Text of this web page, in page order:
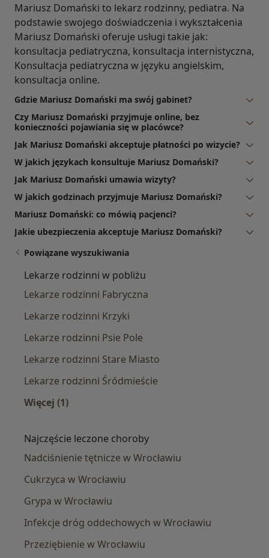
Mariusz Domański to lekarz rodzinny, pediatra. Na
podstawie swojego doświadczenia i wykształcenia
Mariusz Domański oferuje usługi takie jak:
konsultacja pediatryczna, konsultacja internistyczna,
Konsultacja pediatryczna w języku angielskim,
konsultacja online.
Gdzie Mariusz Domański ma swój gabinet?
Czy Mariusz Domański przyjmuje online, bez
konieczności pojawiania się w placówce?
Jak Mariusz Domański akceptuje płatności po wizycie?
W jakich językach konsultuje Mariusz Domański?
Jak Mariusz Domański umawia wizyty?
W jakich godzinach przyjmuje Mariusz Domański?
Mariusz Domański: co mówią pacjenci?
Jakie ubezpieczenia akceptuje Mariusz Domański?
Powiązane wyszukiwania
Lekarze rodzinni w pobliżu
Lekarze rodzinni Fabryczna
Lekarze rodzinni Krzyki
Lekarze rodzinni Psie Pole
Lekarze rodzinni Stare Miasto
Lekarze rodzinni Śródmieście
Więcej (1)
Najczęście leczone choroby
Nadciśnienie tętnicze w Wrocławiu
Cukrzyca w Wrocławiu
Grypa w Wrocławiu
Infekcje dróg oddechowych w Wrocławiu
Przeziębienie w Wrocławiu